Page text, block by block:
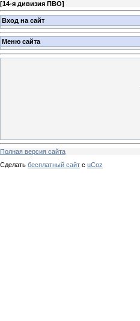
[14-я дивизия ПВО]
Вход на сайт
Меню сайта
Полная версия сайта
Сделать бесплатный сайт с uCoz